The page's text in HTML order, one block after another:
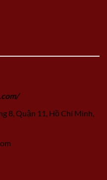
8, Quận 11, Hồ Chí Minh,